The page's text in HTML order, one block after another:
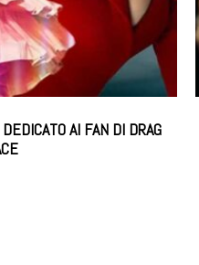
AI FAN DI DRAG